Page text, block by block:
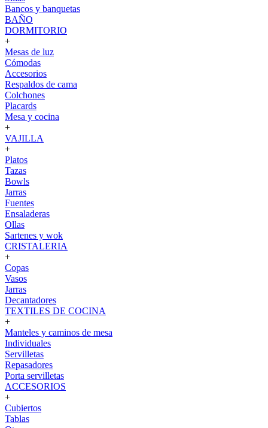
Bancos y banquetas
BAÑO
DORMITORIO
+
Mesas de luz
Cómodas
Accesorios
Respaldos de cama
Colchones
Placards
Mesa y cocina
+
VAJILLA
+
Platos
Tazas
Bowls
Jarras
Fuentes
Ensaladeras
Ollas
Sartenes y wok
CRISTALERIA
+
Copas
Vasos
Jarras
Decantadores
TEXTILES DE COCINA
+
Manteles y caminos de mesa
Individuales
Servilletas
Repasadores
Porta servilletas
ACCESORIOS
+
Cubiertos
Tablas